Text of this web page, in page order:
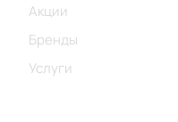
Акции
Бренды
Услуги